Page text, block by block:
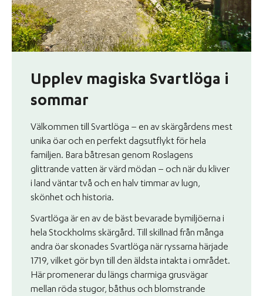
Upplev magiska Svartlöga i
sommar
Välkommen till Svartlöga – en av skärgårdens mest
unika öar och en perfekt dagsutflykt för hela
familjen. Bara båtresan genom Roslagens
glittrande vatten är värd mödan – och när du kliver
i land väntar två och en halv timmar av lugn,
skönhet och historia.
Svartlöga är en av de bäst bevarade bymiljöerna i
hela Stockholms skärgård. Till skillnad från många
andra öar skonades Svartlöga när ryssarna härjade
1719, vilket gör byn till den äldsta intakta i området.
Här promenerar du längs charmiga grusvägar
mellan röda stugor, båthus och blomstrande